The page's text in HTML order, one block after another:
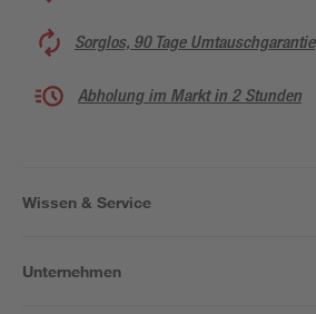
Sorglos, 90 Tage Umtauschgarantie
Abholung im Markt in 2 Stunden
Wissen & Service
Unternehmen